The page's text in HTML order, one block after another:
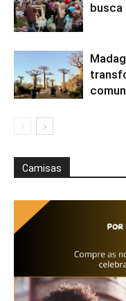
busca
Camisas